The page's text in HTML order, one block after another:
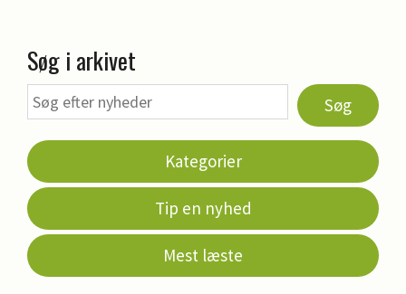
Søg i arkivet
Søg
Kategorier
Tip en nyhed
Mest læste